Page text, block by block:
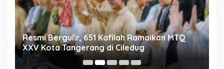
Resmi Bergulir, 651 Kafilah Ramaikan MTQ
XXV Kota Tangerang di Ciledug